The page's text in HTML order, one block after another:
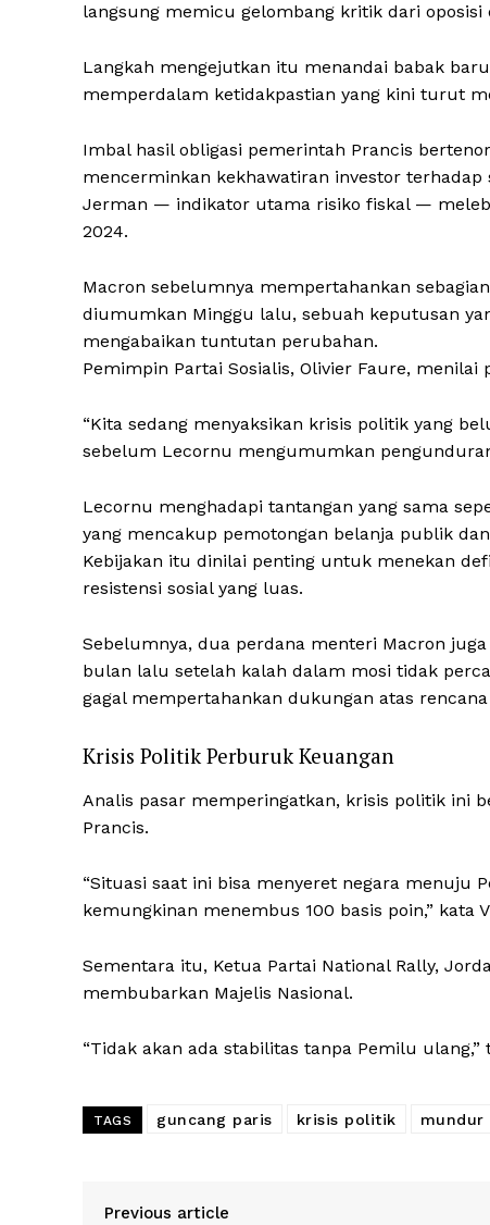
langsung memicu gelombang kritik dari
Langkah mengejutkan itu menandai babak
memperdalam ketidakpastian yang kini turut
Imbal hasil obligasi pemerintah Prancis
mencerminkan kekhawatiran investor
Jerman — indikator utama risiko fiskal —
2024.
Macron sebelumnya mempertahankan
diumumkan Minggu lalu, sebuah keputusan
mengabaikan tuntutan perubahan.
Pemimpin Partai Sosialis, Olivier Faure,
“Kita sedang menyaksikan krisis politik yang
sebelum Lecornu mengumumkan
Lecornu menghadapi tantangan yang sama
yang mencakup pemotongan belanja publik
Kebijakan itu dinilai penting untuk menekan
resistensi sosial yang luas.
Sebelumnya, dua perdana menteri Macron
bulan lalu setelah kalah dalam mosi tidak
gagal mempertahankan dukungan atas
Krisis Politik Perburuk Keuangan
Analis pasar memperingatkan, krisis politik ini
Prancis.
“Situasi saat ini bisa menyeret negara menuju
kemungkinan menembus 100 basis poin,” kata
Sementara itu, Ketua Partai National Rally,
membubarkan Majelis Nasional.
“Tidak akan ada stabilitas tanpa Pemilu
TAGS guncang paris krisis politik mundur
Previous article